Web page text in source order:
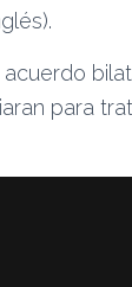
para